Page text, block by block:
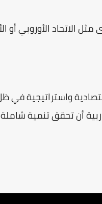
الاتحاد الأوروبي أو
واستراتيجية في
أن تحقق تنمية